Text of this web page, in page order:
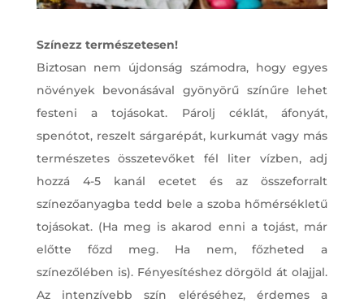
Színezz természetesen!
Biztosan nem újdonság számodra, hogy egyes
növények bevonásával gyönyörű színűre lehet
festeni a tojásokat. Párolj céklát, áfonyát,
spenótot, reszelt sárgarépát, kurkumát vagy más
természetes összetevőket fél liter vízben, adj
hozzá 4-5 kanál ecetet és az összeforralt
színezőanyagba tedd bele a szoba hőmérsékletű
tojásokat. (Ha meg is akarod enni a tojást, már
előtte főzd meg. Ha nem, főzheted a
színezőlében is). Fényesítéshez dörgöld át olajjal.
Az intenzívebb szín eléréséhez, érdemes a